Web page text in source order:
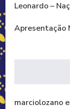
Leonardo –
Apresentação
marciolozano